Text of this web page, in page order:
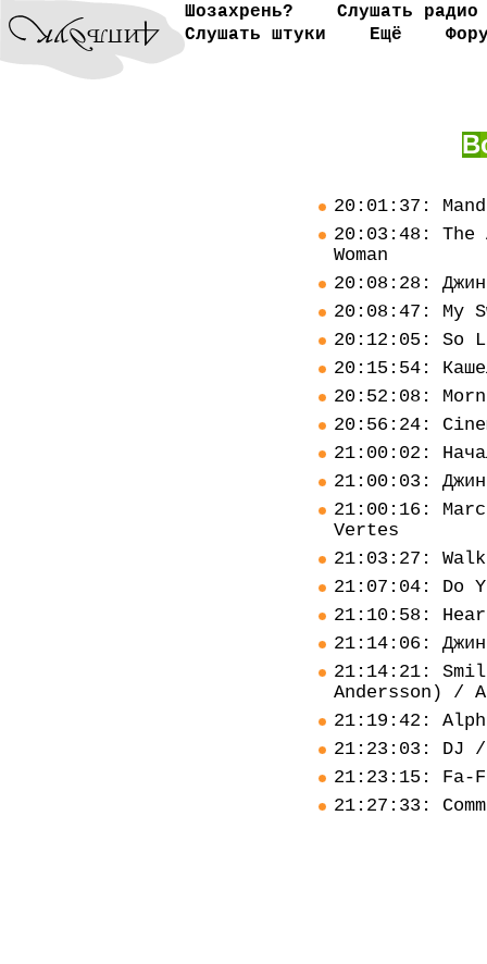
Шозахрень?
Слушать радио
Слушать штуки
Ещё
В
20:01:37:
20:03:48: The
Woman
20:08:28:
20:08:47: My
20:12:05: So
20:15:54:
20:52:08:
20:56:24:
21:00:02:
21:00:03:
21:00:16:
Vertes
21:03:27:
21:07:04: Do
21:10:58:
21:14:06:
21:14:21:
Andersson) /
21:19:42:
21:23:03: DJ /
21:23:15: Fa-
21:27:33: